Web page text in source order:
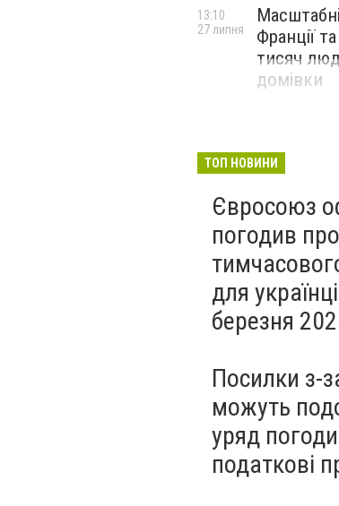
Франції
тисяч
домівки
13:10
27 липня
ТОП НОВИНИ
Євросоюз
погодив
для
березня
Посилки з-
можуть
уряд
податкові